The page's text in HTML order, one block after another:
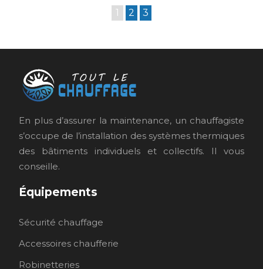
1 2 3
En plus d’assurer la maintenance, un chauffagiste
s’occupe de l’installation des systèmes thermiques
des bâtiments individuels et collectifs. Il vous
conseille.
Équipements
Sécurité chauffage
Accessoires chaufferie
Robinetteries